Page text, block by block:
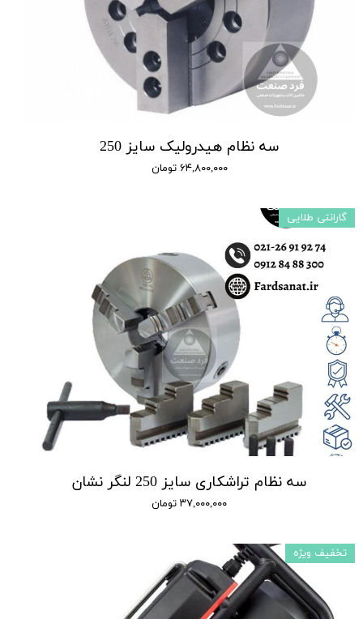
سه نظام هیدرولیک سایز 250
۶۴,۸۰۰,۰۰۰ تومان
سه نظام تراشکاری سایز 250 لنگر نشان
۳۷,۰۰۰,۰۰۰ تومان
گارانتی طلایی
تخفیف ویژه